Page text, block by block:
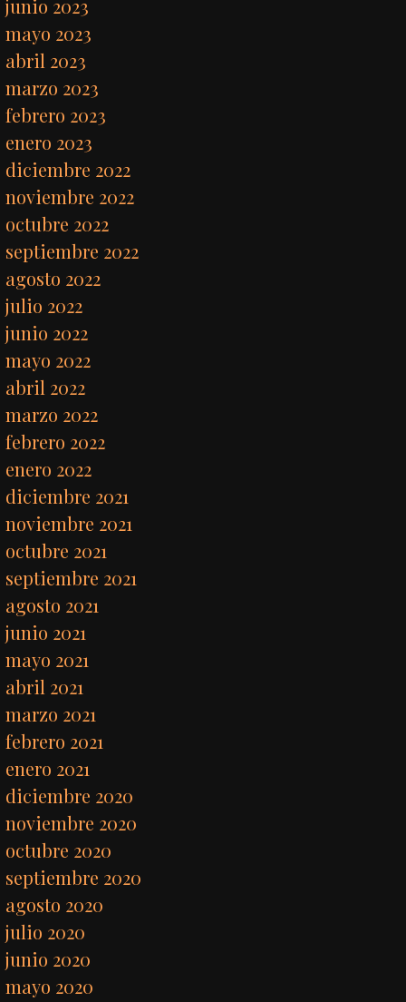
junio 2023
mayo 2023
abril 2023
marzo 2023
febrero 2023
enero 2023
diciembre 2022
noviembre 2022
octubre 2022
septiembre 2022
agosto 2022
julio 2022
junio 2022
mayo 2022
abril 2022
marzo 2022
febrero 2022
enero 2022
diciembre 2021
noviembre 2021
octubre 2021
septiembre 2021
agosto 2021
junio 2021
mayo 2021
abril 2021
marzo 2021
febrero 2021
enero 2021
diciembre 2020
noviembre 2020
octubre 2020
septiembre 2020
agosto 2020
julio 2020
junio 2020
mayo 2020